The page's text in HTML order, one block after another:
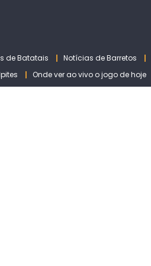
de Batatais Notícias de Barretos
Onde ver ao vivo o jogo de hoje